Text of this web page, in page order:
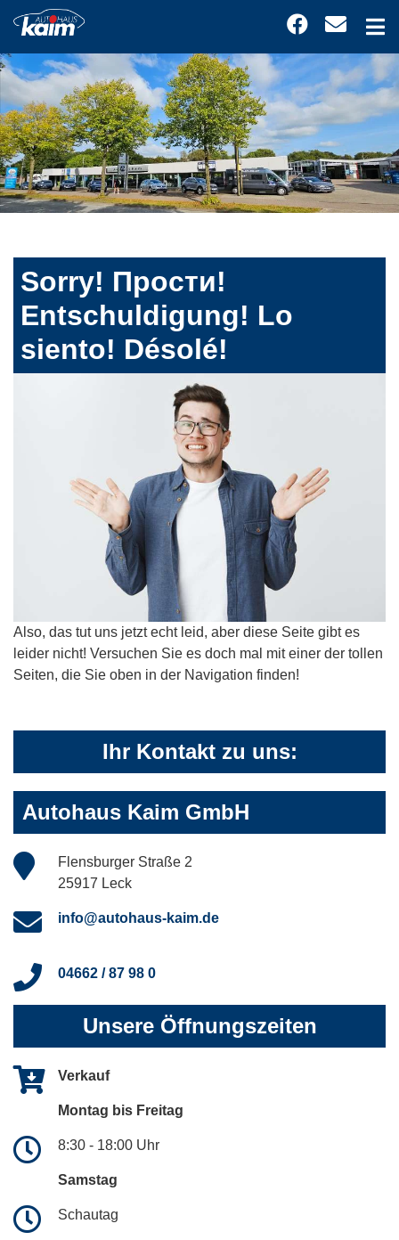
Sorry! Прости!
Entschuldigung! Lo
siento! Désolé!
Also, das tut uns jetzt echt leid, aber diese Seite gibt es
leider nicht! Versuchen Sie es doch mal mit einer der tollen
Seiten, die Sie oben in der Navigation finden!
Ihr Kontakt zu uns:
Autohaus Kaim GmbH
Flensburger Straße 2
25917 Leck
info@autohaus-kaim.de
04662 / 87 98 0
Unsere Öffnungszeiten
Verkauf
Montag bis Freitag
8:30 - 18:00 Uhr
Samstag
Schautag